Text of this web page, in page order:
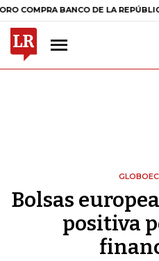
BANCO DE LA REPÚBLICA $
Bolsas
positiva